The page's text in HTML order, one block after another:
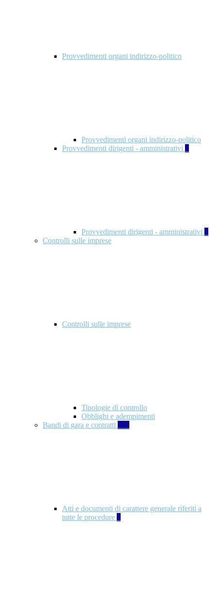
Provvedimenti organi indirizzo-politico
Provvedimenti organi indirizzo-politico
Provvedimenti dirigenti - amministrativi 3
Provvedimenti dirigenti - amministrativi 1
Controlli sulle imprese
Controlli sulle imprese
Tipologie di controllo
Obblighi e adempimenti
Bandi di gara e contratti 326
Atti e documenti di carattere generale riferiti a
tutte le procedure 5